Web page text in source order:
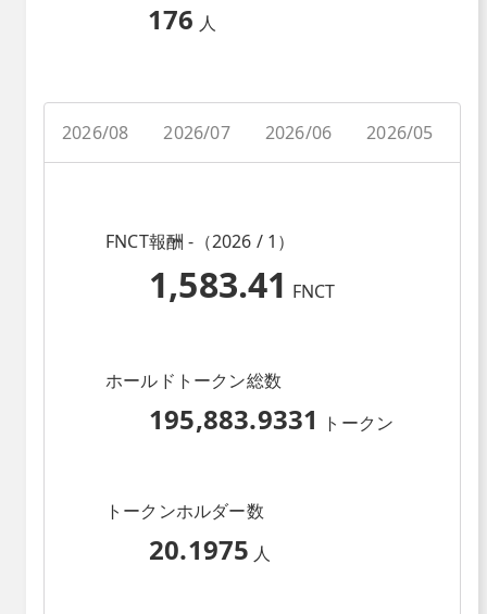
176 人
2026/08 2026/07 2026/06 2026/05
FNCT報酬 -（2026 / 1）
1,583.41 FNCT
ホールドトークン総数
195,883.9331 トークン
トークンホルダー数
20.1975 人